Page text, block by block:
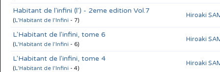
Habitant de l'infini (l') - 2eme edition Vol.7
(L'Habitant de l'Infini - 7)
Hiroaki
L'Habitant de l'infini, tome 6
(L'Habitant de l'Infini - 6)
Hiroaki
L'Habitant de l'infini, tome 4
(L'Habitant de l'Infini - 4)
Hiroaki